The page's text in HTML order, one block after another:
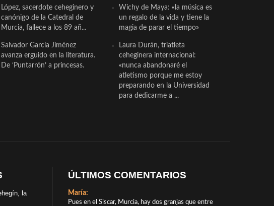
López, sacerdote ceheginero y
canónigo de la Catedral de
Murcia, fallece a los 89 añ...
Salvador García Jiménez
avanza erguido en la literatura.
De ‘Puntarrón’ a princesas.
Wichy de Maya: «la música es
un regalo de la vida y tiene la
magia de parar el tiempo»
Laura Durán, triatleta
ceheginera internacional:
«nunca abandonaré el
atletismo porque me estoy
preparando en la Universidad
para dedicarme a ...
la
ÚLTIMOS COMENTARIOS
María:
Pues en el Siscar, Murcia, hay dos granjas que entre